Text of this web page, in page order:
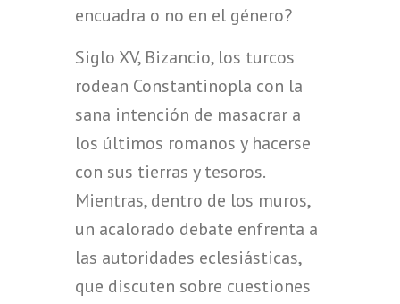
encuadra o no en el género?
Siglo XV, Bizancio, los turcos
rodean Constantinopla con la
sana intención de masacrar a
los últimos romanos y hacerse
con sus tierras y tesoros.
Mientras, dentro de los muros,
un acalorado debate enfrenta a
las autoridades eclesiásticas,
que discuten sobre cuestiones